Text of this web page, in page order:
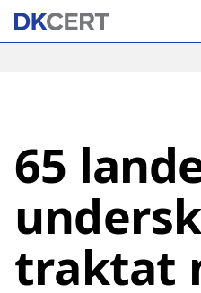
Skip
65
traktat